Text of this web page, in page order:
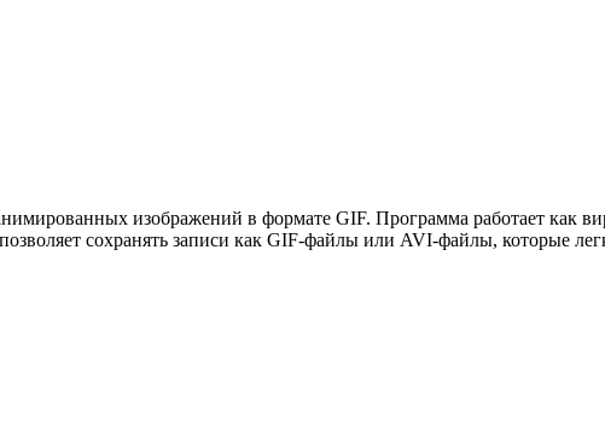
изображений в формате GIF. Программа работает как
сохранять записи как GIF-файлы или AVI-файлы, которые